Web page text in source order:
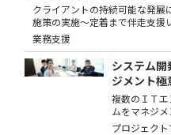
クライアントの持続可能な発展
施策の実施～定着まで伴走支援
業務支援
システム
ジメント極
複数のＩＴ
ムをマネジ
プロジェク